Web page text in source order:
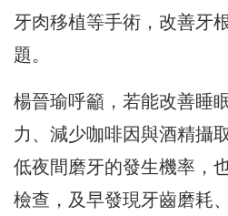
牙肉移植等手術， 改善牙
題。
楊晉瑜呼籲，若能改善睡
力、 減少咖啡因與酒精攝
低夜間磨牙的發生機率，
檢查，及早發現牙齒磨耗、